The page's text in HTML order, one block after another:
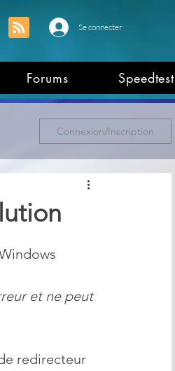
Se connecter
Forums Speedtest
Connexion/Inscription
et ne peut
redirecteur